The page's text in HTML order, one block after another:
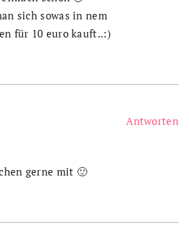
sich sowas in nem
für 10 euro kauft..:)
gerne mit 🙂
Antworten